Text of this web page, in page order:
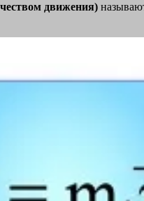
движения)